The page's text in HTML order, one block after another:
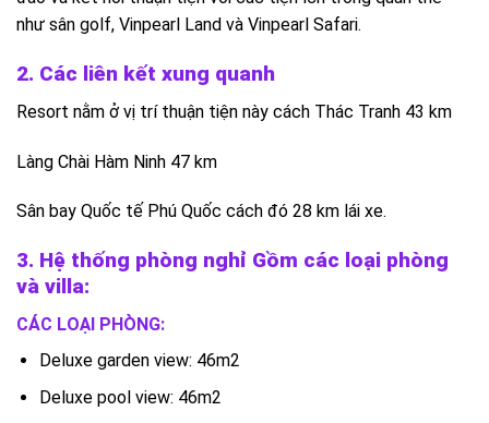
như sân golf, Vinpearl Land và Vinpearl Safari.
2. Các liên kết xung quanh
Resort nằm ở vị trí thuận tiện này cách Thác Tranh 43 km
Làng Chài Hàm Ninh 47 km
Sân bay Quốc tế Phú Quốc cách đó 28 km lái xe.
3. Hệ thống phòng nghỉ Gồm các loại phòng
và villa:
CÁC LOẠI PHÒNG:
Deluxe garden view: 46m2
Deluxe pool view: 46m2